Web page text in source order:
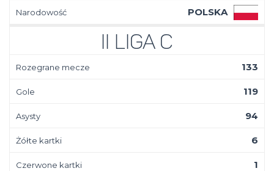
Narodowość POLSKA
II Liga C
Rozegrane mecze 133
Gole 119
Asysty 94
Żółte kartki 6
Czerwone kartki 1